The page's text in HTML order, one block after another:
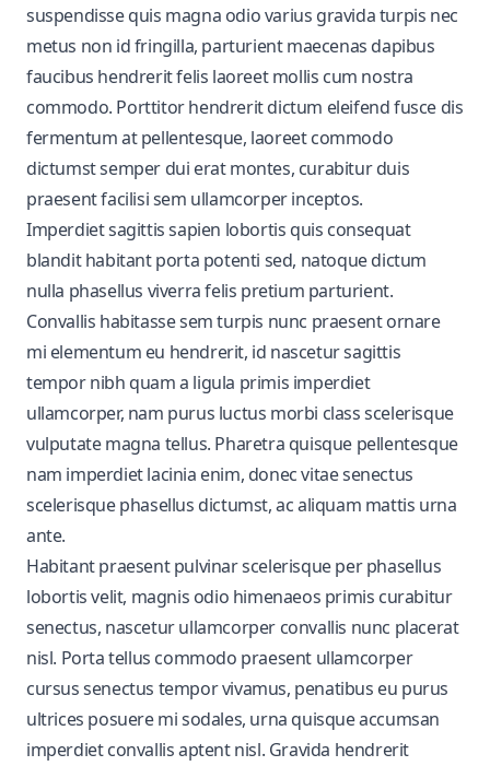
suspendisse quis magna odio varius gravida turpis nec
metus non id fringilla, parturient maecenas dapibus
faucibus hendrerit felis laoreet mollis cum nostra
commodo. Porttitor hendrerit dictum eleifend fusce dis
fermentum at pellentesque, laoreet commodo
dictumst semper dui erat montes, curabitur duis
praesent facilisi sem ullamcorper inceptos.
Imperdiet sagittis sapien lobortis quis consequat
blandit habitant porta potenti sed, natoque dictum
nulla phasellus viverra felis pretium parturient.
Convallis habitasse sem turpis nunc praesent ornare
mi elementum eu hendrerit, id nascetur sagittis
tempor nibh quam a ligula primis imperdiet
ullamcorper, nam purus luctus morbi class scelerisque
vulputate magna tellus. Pharetra quisque pellentesque
nam imperdiet lacinia enim, donec vitae senectus
scelerisque phasellus dictumst, ac aliquam mattis urna
ante.
Habitant praesent pulvinar scelerisque per phasellus
lobortis velit, magnis odio himenaeos primis curabitur
senectus, nascetur ullamcorper convallis nunc placerat
nisl. Porta tellus commodo praesent ullamcorper
cursus senectus tempor vivamus, penatibus eu purus
ultrices posuere mi sodales, urna quisque accumsan
imperdiet convallis aptent nisl. Gravida hendrerit